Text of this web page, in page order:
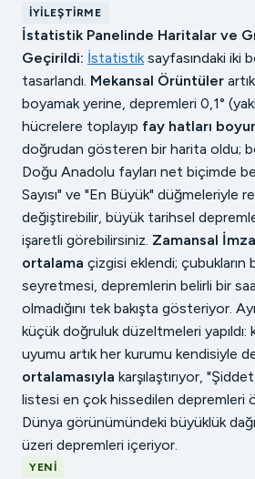
İYILEŞTIRME
İstatistik Panelinde Haritalar ve
Geçirildi: İstatistiksayfasındaki iki
tasarlandı. Mekansal Örüntüler
boyamak yerine, depremleri 0,1°
hücrelere toplayıp fay hatları
doğrudan gösteren bir harita oldu;
Doğu Anadolu fayları net biçimde
Sayısı" ve "En Büyük" düğmeleriyle
değiştirebilir, büyük tarihsel
işaretli görebilirsiniz. Zamansal
ortalama çizgisi eklendi; çubukların
seyretmesi, depremlerin belirli bir
olmadığını tek bakışta gösteriyor.
küçük doğruluk düzeltmeleri yapıldı:
uyumu artık her kurumu kendisiyle
ortalamasıyla karşılaştırıyor,
listesi en çok hissedilen depremleri
Dünya görünümündeki büyüklük
üzeri depremleri içeriyor.
YENI